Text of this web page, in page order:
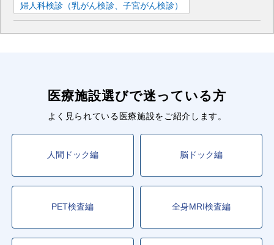
婦人科検診（乳がん検診、子宮がん検診）
医療施設選びで迷っている方
よく見られている医療施設をご紹介します。
人間ドック編 脳ドック編
PET検査編 全身MRI検査編